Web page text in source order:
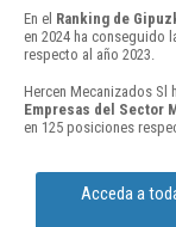
En el Ranking de
en 2024 ha conseguido
respecto al año 2023.
Hercen Mecanizados Sl
Empresas del Sector
en 125 posiciones
Acceda a